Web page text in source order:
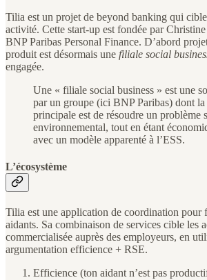
Tilia est un projet de beyond banking qui
activité. Cette start-up est fondée par
BNP Paribas Personal Finance. D’abord
produit est désormais une filiale social
engagée.
Une « filiale social business » est une
par un groupe (ici BNP Paribas) dont la
principale est de résoudre un problème
environnemental, tout en étant
avec un modèle apparenté à l’ESS.
L’écosystème
Tilia est une application de coordination pour
aidants. Sa combinaison de services cible les
commercialisée auprès des employeurs, en
argumentation efficience + RSE.
Efficience (ton aidant n’est pas